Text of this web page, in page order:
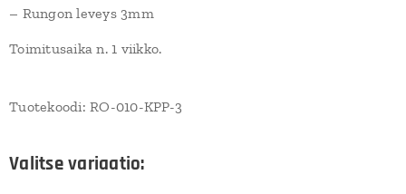
– Rungon leveys 3mm
Toimitusaika n. 1 viikko.
Tuotekoodi: RO-010-KPP-3
Valitse variaatio: